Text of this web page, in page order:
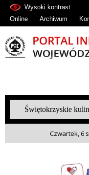
Wysoki kontrast
Online
Archiwum
Czwartek, 6